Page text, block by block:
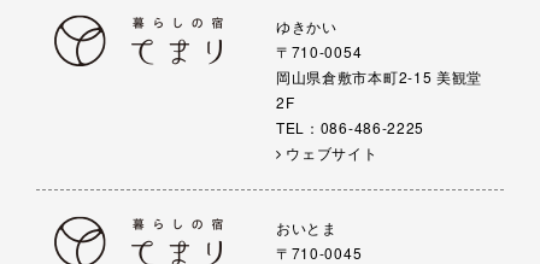
ゆきかい
〒710-0054
岡山県倉敷市本町2-15 美観堂
2F
TEL：086-486-2225
ウェブサイト
おいとま
〒710-0045